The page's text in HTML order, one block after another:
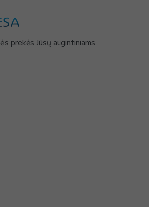
prekės Jūsų augintiniams.